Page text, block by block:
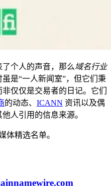
了个人的声音，那么域名行业
是“一人新闻室”，但它们秉
仅仅是交易者的日记。它们
的动态、 ICANN 资讯以及偶
人引用的信息来源。
体精选名单。